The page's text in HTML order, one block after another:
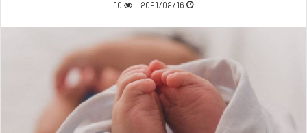
2021/02/16
10